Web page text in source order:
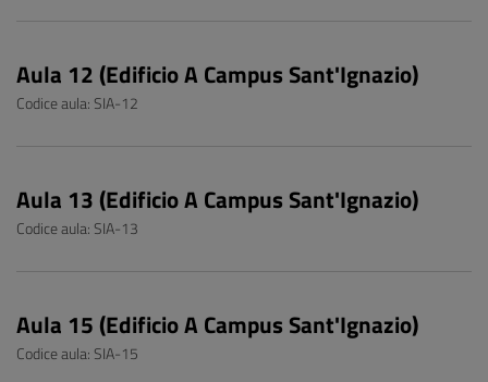
Aula 12 (Edificio A Campus Sant'Ignazio)
Codice aula: SIA-12
Aula 13 (Edificio A Campus Sant'Ignazio)
Codice aula: SIA-13
Aula 15 (Edificio A Campus Sant'Ignazio)
Codice aula: SIA-15